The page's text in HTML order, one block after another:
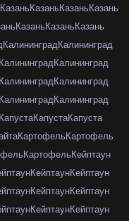
КазаньКазаньКазаньКазань
КазаньКазаньКазань
КалининградКалининград
КалининградКалининград
КалининградКалининград
КалининградКалининград
КапустаКапуста
КартофельКартофель
КартофельКейптаун
КейптаунКейптаун
КейптаунКейптаун
КейптаунКейптаун